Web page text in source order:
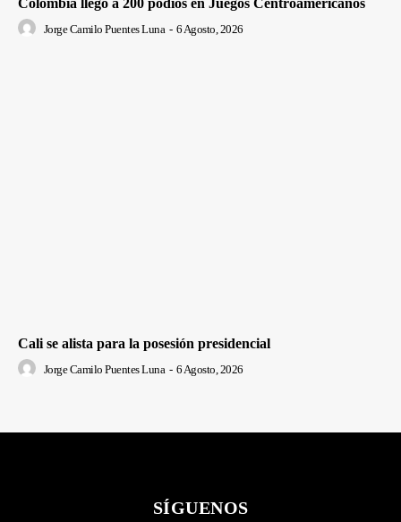
Jorge Camilo Puentes Luna - 6 Agosto, 2026
Cali se alista para la posesión presidencial
Jorge Camilo Puentes Luna - 6 Agosto, 2026
SÍGUENOS